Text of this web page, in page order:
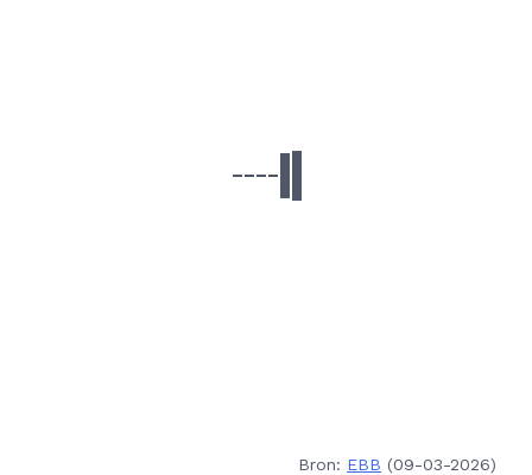
Bron: EBB (09-03-2026)